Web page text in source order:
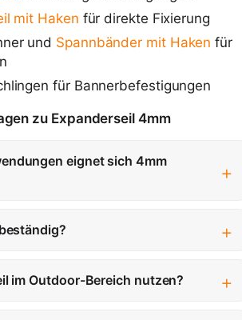
mit Haken für direkte Fixierung
und Spannbänder mit Haken für
für Bannerbefestigungen
zu Expanderseil 4mm
eignet sich 4mm
+
+
im Outdoor-Bereich nutzen? +